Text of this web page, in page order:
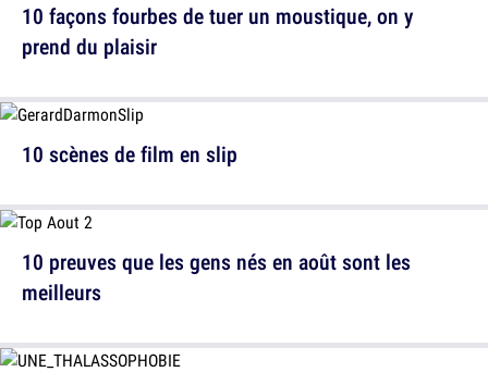
10 façons fourbes de tuer un moustique, on y
prend du plaisir
10 preuves que les gens nés en août sont les
meilleurs
10 scènes de film en slip